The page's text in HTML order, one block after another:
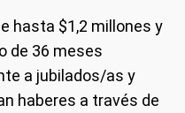
hasta $1,2 millones y
de 36 meses
a jubilados/as y
haberes a través de